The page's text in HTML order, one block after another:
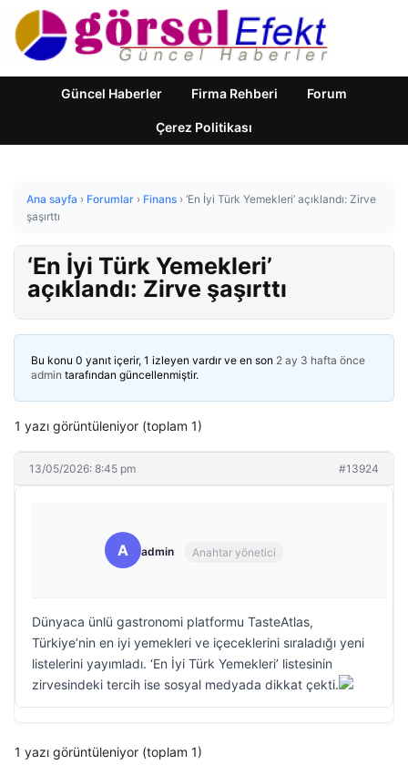
Güncel Haberler Firma Rehberi Forum
Çerez Politikası
Ana sayfa › Forumlar › Finans › ‘En İyi Türk Yemekleri’ açıklandı: Zirve
şaşırttı
‘En İyi Türk Yemekleri’
açıklandı: Zirve şaşırttı
Bu konu 0 yanıt içerir, 1 izleyen vardır ve en son 2 ay 3 hafta önce
admin tarafından güncellenmiştir.
1 yazı görüntüleniyor (toplam 1)
13/05/2026: 8:45 pm #13924
A admin Anahtar yönetici
Dünyaca ünlü gastronomi platformu TasteAtlas,
Türkiye’nin en iyi yemekleri ve içeceklerini sıraladığı yeni
listelerini yayımladı. ‘En İyi Türk Yemekleri’ listesinin
zirvesindeki tercih ise sosyal medyada dikkat çekti.
1 yazı görüntüleniyor (toplam 1)